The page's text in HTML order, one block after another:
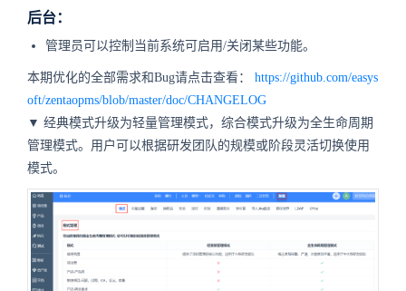
后台：
管理员可以控制当前系统可启用/关闭某些功能。
本期优化的全部需求和Bug请点击查看： https://github.com/easys
oft/zentaopms/blob/master/doc/CHANGELOG
▼ 经典模式升级为轻量管理模式，综合模式升级为全生命周期
管理模式。用户可以根据研发团队的规模或阶段灵活切换使用
模式。